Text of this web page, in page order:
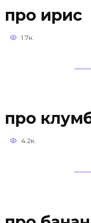
про ирис
1.7к.
про
4.2к.